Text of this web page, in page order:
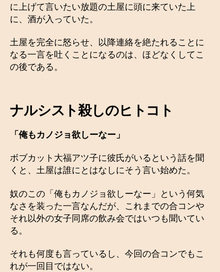
に上げて言いたい放題の土屋に頭に来ていた上
に、酒が入っていた。
土屋を完全に怒らせ、以降連絡を絶たれることに
なる一言を吐くことになるのは、ほどなくしてこ
の後である。
ナルシスト殺しのヒトコト
「俺もカノジョ欲しーなー」
ボブカット大福アツ子に彼氏がいるという話を聞
くと、土屋は誰にとはなしにそう言い始めた。
奴のこの「俺もカノジョ欲しーなー」という何気
なさを装った一言なんだが、これまでの合コンや
それ以外の女子同席の飲み会ではいつも聞いてい
る。
それも何度も言っているし、今回の合コンでもこ
れが一回目ではない。